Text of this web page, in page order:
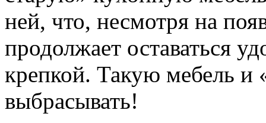
ней, что, несмотря на
продолжает оставаться
крепкой. Такую мебель и
выбрасывать!